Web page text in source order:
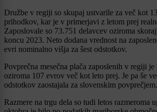
Družbe v regiji so skupaj ustvarile za več kot
prihodkov, kar je v primerjavi z letom prej
Zaposlovale so 73.751 delavcev oziroma
koncu 2023. Neto dodana vrednost na
evri nominalno višja za šest odstotkov.
Povprečna mesečna plača zaposlenih v regiji
oziroma 107 evrov več kot leto prej. Je pa še
odstotkov zaostajala za slovenskim povprečjem.
Razmere na trgu dela so tudi letos razmeroma